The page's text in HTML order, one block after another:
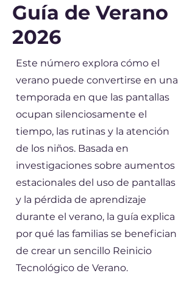
Guía de Verano
2026
Este número explora cómo el
verano puede convertirse en una
temporada en que las pantallas
ocupan silenciosamente el
tiempo, las rutinas y la atención
de los niños. Basada en
investigaciones sobre aumentos
estacionales del uso de pantallas
y la pérdida de aprendizaje
durante el verano, la guía explica
por qué las familias se benefician
de crear un sencillo Reinicio
Tecnológico de Verano.